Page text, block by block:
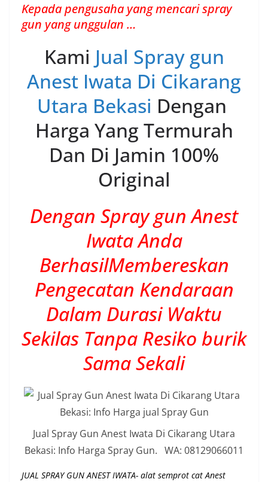
Kepada pengusaha yang mencari spray
gun yang unggulan …
Kami Jual Spray gun
Anest Iwata Di Cikarang
Utara Bekasi Dengan
Harga Yang Termurah
Dan Di Jamin 100%
Original
Dengan Spray gun Anest
Iwata Anda
BerhasilMembereskan
Pengecatan Kendaraan
Dalam Durasi Waktu
Sekilas Tanpa Resiko burik
Sama Sekali
Jual Spray Gun Anest Iwata Di Cikarang Utara
Bekasi: Info Harga Spray Gun. WA: 08129066011
JUAL SPRAY GUN ANEST IWATA- alat semprot cat Anest